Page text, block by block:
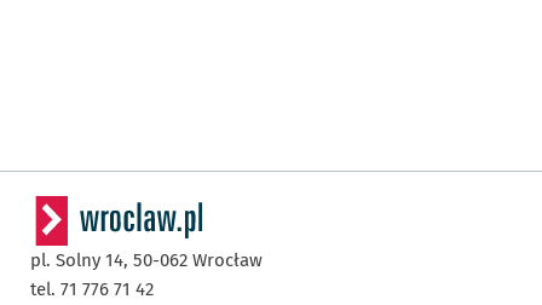
pl. Solny 14, 50-062 Wrocław
tel. 71 776 71 42